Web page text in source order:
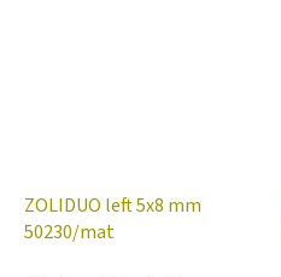
ZOLIDUO left 5x8 mm
50230/mat